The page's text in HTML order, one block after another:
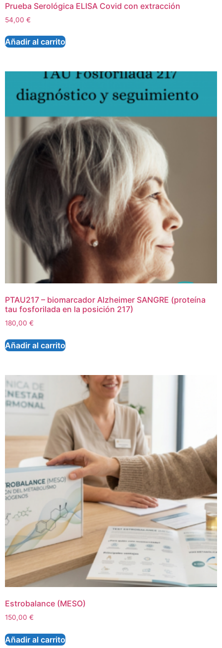
Prueba Serológica ELISA Covid con extracción
54,00 €
Añadir al carrito
PTAU217 – biomarcador Alzheimer SANGRE (proteína
tau fosforilada en la posición 217)
180,00 €
Añadir al carrito
Estrobalance (MESO)
150,00 €
Añadir al carrito